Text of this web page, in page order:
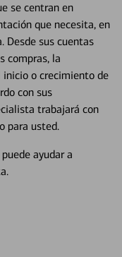
se centran en
que necesita, en
Desde sus cuentas
compras, la
o crecimiento de
con sus
trabajará con
para usted.
ayudar a